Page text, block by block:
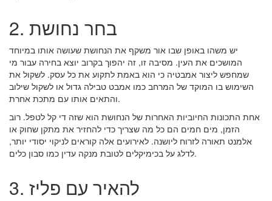
2. בחר נחושת
יש משהו באופן שבו אור משקף את הנחושת שעושה אותו במיוחד
המושכים את העין. מסיבה זו, זה יהפוך בקרוב יוצא בחירה עבור מי
שמחפש ליצור אמבטיה כי הוא באמת לתקוע את כל עסק. לשקול את
השימוש בו המוקד של המרחב כמו אמבט טבילה גדול או לשקול שילוב
והתאים אותו עם מתכת אחרת.
אחת התכונות החיוביות האחרות של הנחושת הוא שזה די קל לטפל. רוב
הזמן, מים חמים הם כל מה שצריך כדי להחזיר את מתקן שחוק או
אלמנט תאורה לזרוח ליושנה. לאירועים אלה קוראים לניקוי יסודי יותר,
לדלג על בכימיקלים לטובת מנקה עדין כמו סבון כלים.
3. להאיר עם פליז